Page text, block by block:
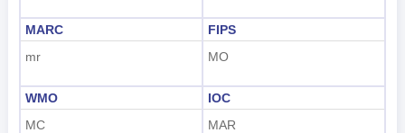
Indonesian
हिंदी
MARC
mr
FIPS
MO
WMO
MC
IOC
MAR